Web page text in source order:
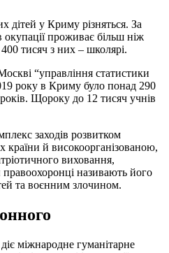
дітей у Криму різняться. За
окупації проживає більш ніж
тисяч з них – школярі.
“управління статистики
року в Криму було понад 290
Щороку до 12 тисяч учнів
заходів розвитком
країни й високоорганізованою,
виховання,
правоохоронці називають його
та воєнним злочином.
міжнародне гуманітарне